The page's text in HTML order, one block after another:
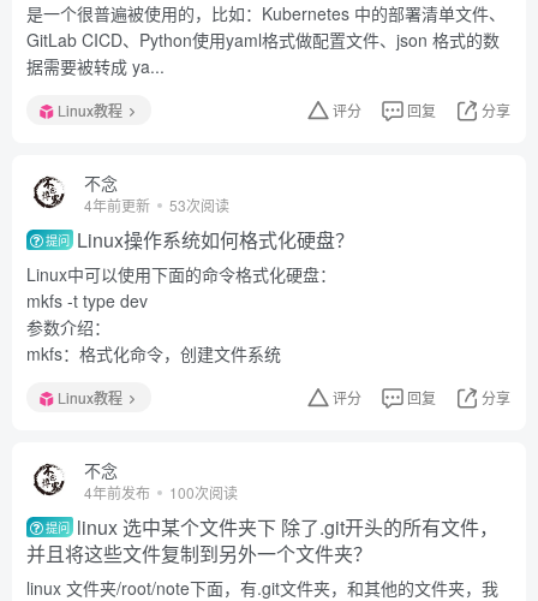
是一个很普遍被使用的，比如：Kubernetes 中的部署清单文件、
GitLab CICD、Python使用yaml格式做配置文件、json 格式的数
据需要被转成 ya...
Linux教程 评分 回复 分享
不念
4年前更新 53次阅读
提问 Linux操作系统如何格式化硬盘？
Linux中可以使用下面的命令格式化硬盘：
mkfs -t type dev
参数介绍：
mkfs：格式化命令，创建文件系统
Linux教程 评分 回复 分享
不念
4年前发布 100次阅读
提问 linux 选中某个文件夹下 除了.git开头的所有文件，
并且将这些文件复制到另外一个文件夹？
linux 文件夹/root/note下面，有.git文件夹，和其他的文件夹，我